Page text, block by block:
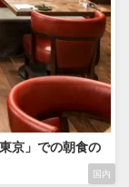
国内
京」での朝食の